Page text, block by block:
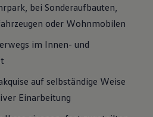
bei Sonderaufbauten,
oder Wohnmobilen
im Innen- und
auf selbständige Weise
Einarbeitung